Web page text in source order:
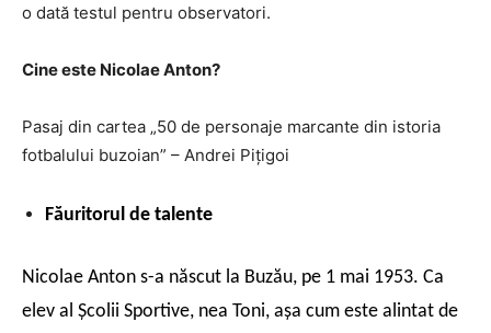
o dată testul pentru observatori.
Cine este Nicolae Anton?
Pasaj din cartea „50 de personaje marcante din istoria
fotbalului buzoian” – Andrei Piţigoi
Făuritorul de talente
Nicolae Anton s-a născut la Buzău, pe 1 mai 1953. Ca
elev al Şcolii Sportive, nea Toni, aşa cum este alintat de